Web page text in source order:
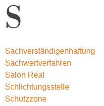
S
Sachverständigenhaftung
Sachwertverfahren
Salon Real
Schlichtungsstelle
Schutzzone